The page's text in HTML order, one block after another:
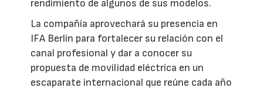
rendimiento de algunos de sus modelos.
La compañía aprovechará su presencia en
IFA Berlín para fortalecer su relación con el
canal profesional y dar a conocer su
propuesta de movilidad eléctrica en un
escaparate internacional que reúne cada año